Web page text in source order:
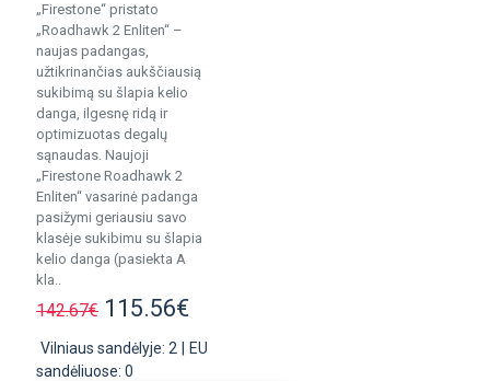
„Firestone“ pristato
„Roadhawk 2 Enliten“ –
naujas padangas,
užtikrinančias aukščiausią
sukibimą su šlapia kelio
danga, ilgesnę ridą ir
optimizuotas degalų
sąnaudas. Naujoji
„Firestone Roadhawk 2
Enliten“ vasarinė padanga
pasižymi geriausiu savo
klasėje sukibimu su šlapia
kelio danga (pasiekta A
kla..
142.67€ 115.56€
Vilniaus sandėlyje: 2
EU
sandėliuose: 0